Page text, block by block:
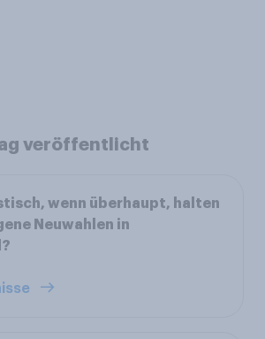
veröffentlicht
wenn überhaupt, halten
Neuwahlen in